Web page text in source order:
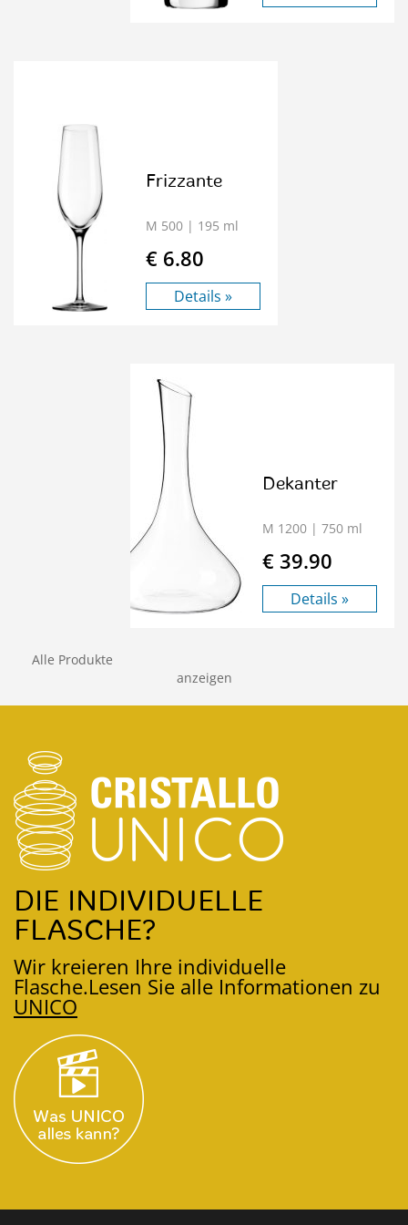
Frizzante
M 500 | 195 ml
€ 6.80
Details »
Dekanter
M 1200 | 750 ml
€ 39.90
Details »
Alle Produkte
anzeigen
DIE INDIVIDUELLE
FLASCHE?
Wir kreieren Ihre individuelle
Flasche.Lesen Sie alle Informationen zu
UNICO